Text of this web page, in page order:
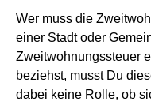
Wer muss die
einer Stadt oder
Zweitwohnungssteuer
beziehst, musst Du
dabei keine Rolle, ob